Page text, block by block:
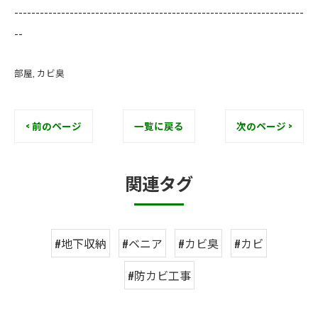
--------------------------------------------------------------------
--
部屋 カビ臭
< 前のページ 一覧に戻る 次のページ >
関連タグ
#地下収納 #ベニア #カビ臭
#カビ
#防カビ工事